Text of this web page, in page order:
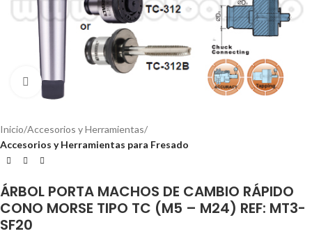
Click to enlarge
Inicio Accesorios y Herramientas
Accesorios y Herramientas para Fresado
ÁRBOL PORTA MACHOS DE CAMBIO RÁPIDO
CONO MORSE TIPO TC (M5 – M24) REF: MT3-
SF20